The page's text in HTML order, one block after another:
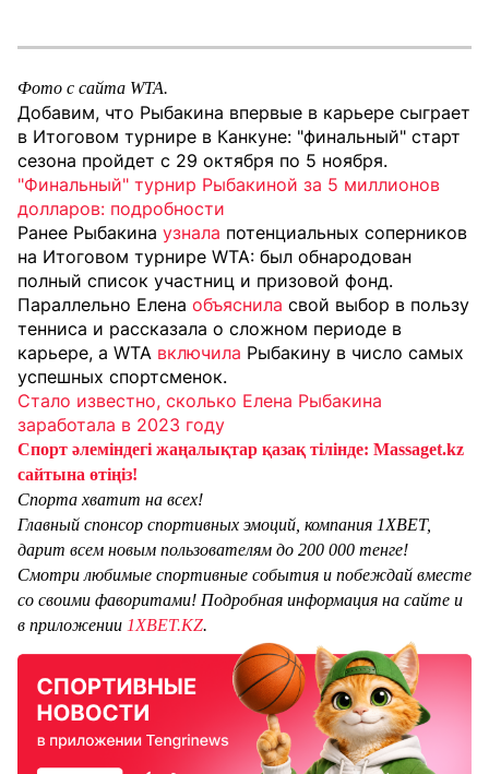
Фото с сайта WTA.
Добавим, что Рыбакина впервые в карьере сыграет
в Итоговом турнире в Канкуне: "финальный" старт
сезона пройдет с 29 октября по 5 ноября.
"Финальный" турнир Рыбакиной за 5 миллионов
долларов: подробности
Ранее Рыбакина узнала потенциальных соперников
на Итоговом турнире WTA: был обнародован
полный список участниц и призовой фонд.
Параллельно Елена объяснила свой выбор в пользу
тенниса и рассказала о сложном периоде в
карьере, а WTA включила Рыбакину в число самых
успешных спортсменок.
Стало известно, сколько Елена Рыбакина
заработала в 2023 году
Спорт әлеміндегі жаңалықтар қазақ тілінде: Massaget.kz
сайтына өтіңіз!
Спорта хватит на всех!
Главный спонсор спортивных эмоций, компания 1XBET,
дарит всем новым пользователям до 200 000 тенге!
Смотри любимые спортивные события и побеждай вместе
со своими фаворитами! Подробная информация на сайте и
в приложении 1XBET.KZ.